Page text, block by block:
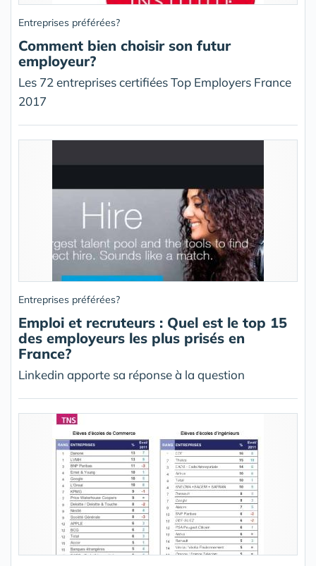
Entreprises préférées?
Comment bien choisir son futur
employeur?
Les 72 entreprises certifiées Top Employers France
2017
Entreprises préférées?
Emploi et recruteurs : Quel est le top 15
des employeurs les plus prisés en
France?
Linkedin apporte sa réponse à la question